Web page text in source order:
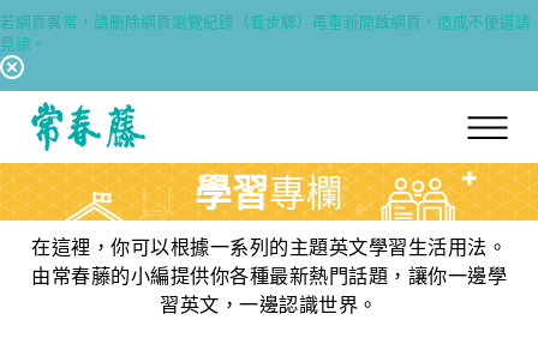
若網頁異常，請刪除網頁瀏覽紀錄（看步驟）再重新開啟網頁，造成不便還請
見諒。
回常春藤首頁 學習專欄
在這裡，你可以根據一系列的主題英文學習生活用法。
由常春藤的小編提供你各種最新熱門話題，讓你一邊學
習英文，一邊認識世界。